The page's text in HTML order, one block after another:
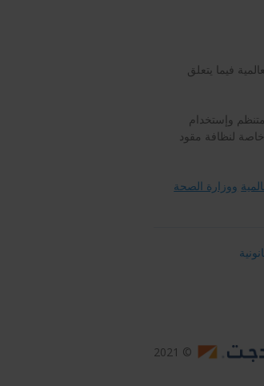
فيما يتعلق
وإستخدام
لنظافة مقود
ووزارة الصحة
© 2021